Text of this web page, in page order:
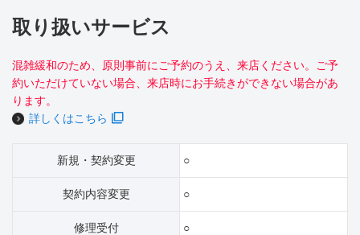
取り扱いサービス
混雑緩和のため、原則事前にご予約のうえ、来店ください。ご予
約いただけていない場合、来店時にお手続きができない場合があ
ります。
詳しくはこちら
新規・契約変更 ○
契約内容変更 ○
修理受付 ○